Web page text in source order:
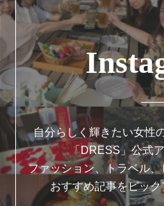
自分らしく輝きたい女性
「DRESS」公式
ファッション、トラベル
おすすめ記事をピッ